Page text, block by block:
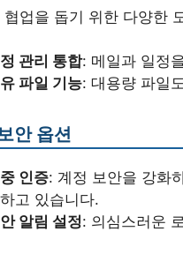
협업을 돕기 위한 다양한
관리 통합: 메일과 일정
파일 기능: 대용량 파일
안 옵션
인증: 계정 보안을 강화
고 있습니다.
알림 설정: 의심스러운